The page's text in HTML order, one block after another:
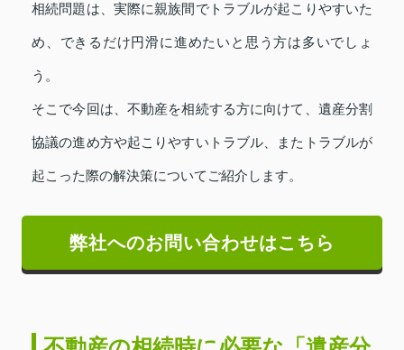
相続問題は、実際に親族間でトラブルが起こりやすいた
め、できるだけ円滑に進めたいと思う方は多いでしょ
う。
そこで今回は、不動産を相続する方に向けて、遺産分割
協議の進め方や起こりやすいトラブル、またトラブルが
起こった際の解決策についてご紹介します。
弊社へのお問い合わせはこちら